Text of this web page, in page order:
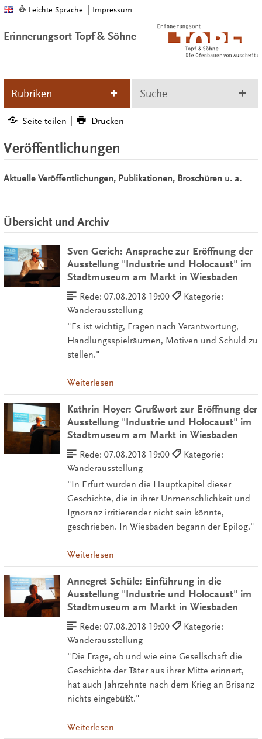
Leichte Sprache Impressum
Erinnerungsort Topf & Söhne
Rubriken Suche
Seite teilen Drucken
Veröffentlichungen
Aktuelle Veröffentlichungen, Publikationen, Broschüren u. a.
Übersicht und Archiv
Sven Gerich: Ansprache zur Eröffnung der
Ausstellung "Industrie und Holocaust" im
Stadtmuseum am Markt in Wiesbaden
Rede: 07.08.2018 19:00
Kategorie:
Wanderausstellung
"Es ist wichtig, Fragen nach Verantwortung,
Handlungsspielräumen, Motiven und Schuld zu
stellen."
Weiterlesen
Kathrin Hoyer: Grußwort zur Eröffnung der
Ausstellung "Industrie und Holocaust" im
Stadtmuseum am Markt in Wiesbaden
Rede: 07.08.2018 19:00
Kategorie:
Wanderausstellung
"In Erfurt wurden die Hauptkapitel dieser
Geschichte, die in ihrer Unmenschlichkeit und
Ignoranz irritierender nicht sein könnte,
geschrieben. In Wiesbaden begann der Epilog."
Weiterlesen
Annegret Schüle: Einführung in die
Ausstellung "Industrie und Holocaust" im
Stadtmuseum am Markt in Wiesbaden
Rede: 07.08.2018 19:00
Kategorie:
Wanderausstellung
"Die Frage, ob und wie eine Gesellschaft die
Geschichte der Täter aus ihrer Mitte erinnert,
hat auch Jahrzehnte nach dem Krieg an Brisanz
nichts eingebüßt."
Weiterlesen